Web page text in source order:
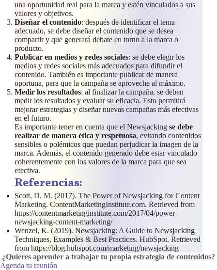
una oportunidad real para la marca y estén vinculados a sus
valores y objetivos.
Diseñar el contenido: después de identificar el tema
adecuado, se debe diseñar el contenido que se desea
compartir y que generará debate en torno a la marca o
producto.
Publicar en medios y redes sociales: se debe elegir los
medios y redes sociales más adecuados para difundir el
contenido. También es importante publicar de manera
oportuna, para que la campaña se aproveche al máximo.
Medir los resultados: al finalizar la campaña, se deben
medir los resultados y evaluar su eficacia. Esto permitirá
mejorar estrategias y diseñar nuevas campañas más efectivas
en el futuro.
Es importante tener en cuenta que el Newsjacking se debe
realizar de manera ética y respetuosa, evitando contenidos
sensibles o polémicos que puedan perjudicar la imagen de la
marca. Además, el contenido generado debe estar vinculado
coherentemente con los valores de la marca para que sea
efectiva.
Referencias:
Scott, D. M. (2017). The Power of Newsjacking for Content
Marketing. ContentMarketingInstitute.com. Retrieved from
https://contentmarketinginstitute.com/2017/04/power-
newsjacking-content-marketing/
Wenzel, K. (2019). Newsjacking: A Guide to Newsjacking
Techniques, Examples & Best Practices. HubSpot. Retrieved
from https://blog.hubspot.com/marketing/newsjacking
¿Quieres aprender a trabajar tu propia estrategia de contenidos?
Agenda tu reunión